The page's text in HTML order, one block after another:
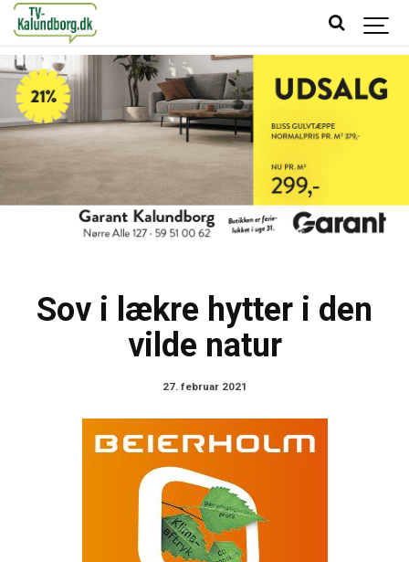
Sov i lækre hytter i den
vilde natur
27. februar 2021